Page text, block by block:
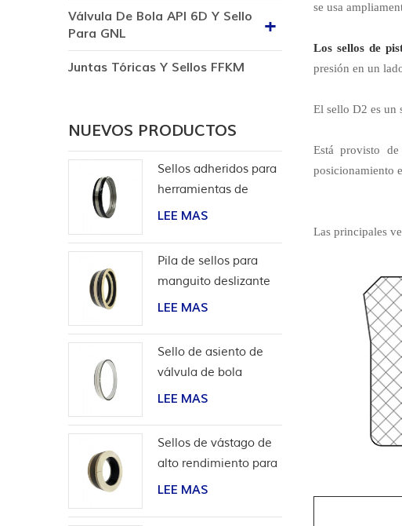
se usa
Los sellos de
presión en un
El sello D2 es un
Está provisto
posicionamiento
Las principales
Válvula De Bola API 6D Y Sello
Para GNL
Juntas Tóricas Y Sellos FFKM
NUEVOS PRODUCTOS
Sellos adheridos para
herramientas de
terminación
LEE MAS
Pila de sellos para
manguito deslizante
de herramientas de
LEE MAS
Sello de asiento de
válvula de bola
bidireccional de alta
LEE MAS
Sellos de vástago de
alto rendimiento para
aplicaciones de
LEE MAS